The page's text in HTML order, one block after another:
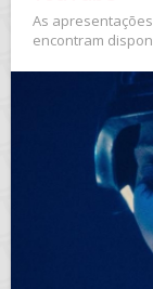
As
encontram